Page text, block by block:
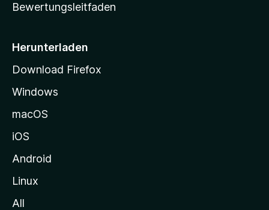
s
i
e
g
e
n
Bewertungsleitfaden
Herunterladen
Download Firefox
Windows
macOS
iOS
Android
Linux
All